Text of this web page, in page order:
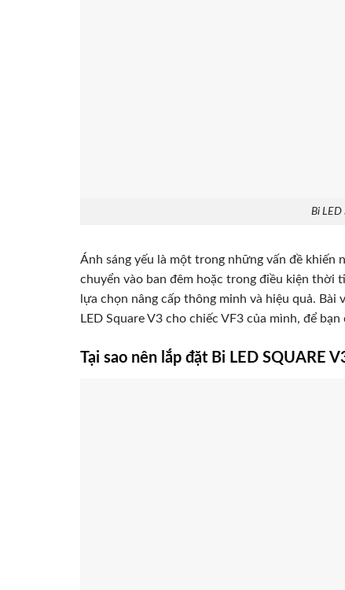
Bi LED
Ánh sáng yếu là một trong những vấn đề khiến
chuyển vào ban đêm hoặc trong điều kiện thời
lựa chọn nâng cấp thông minh và hiệu quả.
LED Square V3 cho chiếc VF3 của mình, để
Tại sao nên lắp đặt Bi LED SQUARE